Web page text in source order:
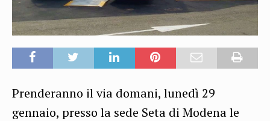
Prenderanno il via domani, lunedì 29
gennaio, presso la sede Seta di Modena le